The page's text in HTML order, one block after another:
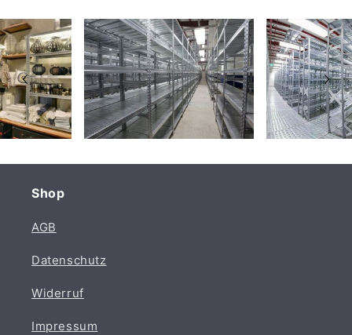
Shop
AGB
Datenschutz
Widerruf
Impressum